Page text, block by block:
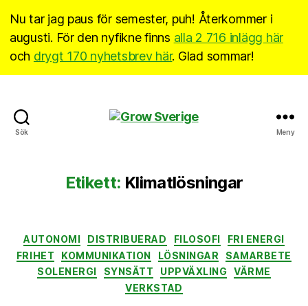
Nu tar jag paus för semester, puh! Återkommer i
augusti. För den nyfikne finns alla 2 716 inlägg här
och drygt 170 nyhetsbrev här. Glad sommar!
Sök Meny
Etikett: Klimatlösningar
Kategorier
AUTONOMI DISTRIBUERAD FILOSOFI
FRI ENERGI
FRIHET
KOMMUNIKATION LÖSNINGAR
SAMARBETE
SOLENERGI
SYNSÄTT UPPVÄXLING
VÄRME
VERKSTAD